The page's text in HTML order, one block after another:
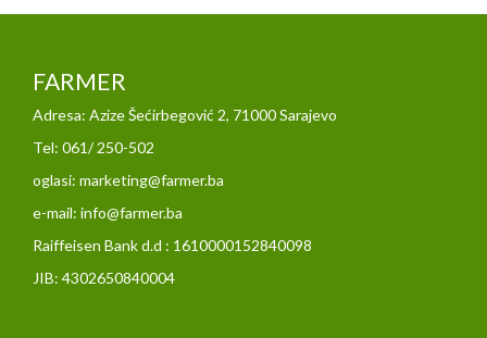
FARMER
Adresa: Azize Šećirbegović 2, 71000 Sarajevo
Tel: 061/ 250-502
oglasi: marketing@farmer.ba
e-mail: info@farmer.ba
Raiffeisen Bank d.d : 1610000152840098
JIB: 4302650840004